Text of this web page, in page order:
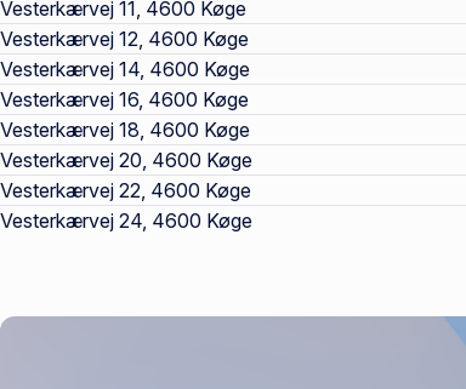
Vesterkærvej 11, 4600 Køge
Vesterkærvej 12, 4600 Køge
Vesterkærvej 14, 4600 Køge
Vesterkærvej 16, 4600 Køge
Vesterkærvej 18, 4600 Køge
Vesterkærvej 20, 4600 Køge
Vesterkærvej 22, 4600 Køge
Vesterkærvej 24, 4600 Køge